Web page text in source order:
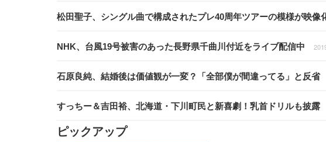
松田聖子、シングル曲で構成されたプレ40周年ツアーの模様が映像
NHK、台風19号被害のあった長野県千曲川付近をライブ配信中
石原良純、結婚後は価値観が一変？「全部僕が間違ってる」と反省
すっちー＆吉田裕、北海道・下川町民と新喜劇！乳首ドリルも披露
ピックアップ